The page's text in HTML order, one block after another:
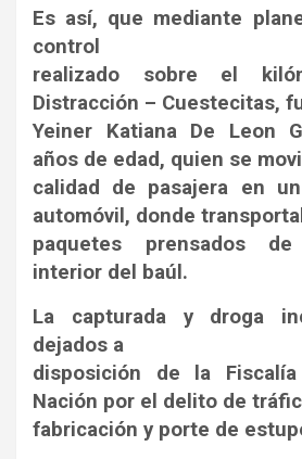
Es así, que mediante
control
realizado sobre el
Distracción – Cuestecitas,
Yeiner Katiana De Leon
años de edad, quien se
calidad de pasajera en
automóvil, donde
paquetes prensados
interior del baúl.
La capturada y droga
dejados a
disposición de la
Nación por el delito de
fabricación y porte de